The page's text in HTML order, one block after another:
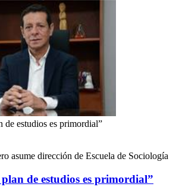
de estudios es primordial”
asume dirección de Escuela de Sociología
de estudios es primordial”